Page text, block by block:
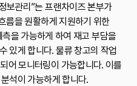
보관리”는 프랜차이즈 본부가
름을 원활하게 지원하기 위한
을 가능하게 하여 재고 부담을
있게 합니다.물류 창고의 작업
어 모니터링이 가능합니다. 이를
석이 가능하게 합니다.